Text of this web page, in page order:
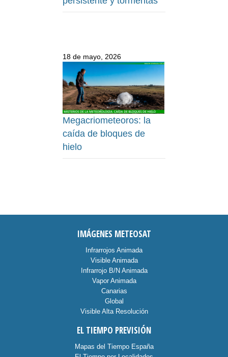
18 de mayo, 2026
Megacriometeoros: la
caída de bloques de
hielo
IMÁGENES METEOSAT
Infrarrojos Animada
Visible Animada
Infrarrojo B/N Animada
Vapor Animada
Canarias
Global
Visible Alta Resolución
EL TIEMPO PREVISIÓN
Mapas del Tiempo España